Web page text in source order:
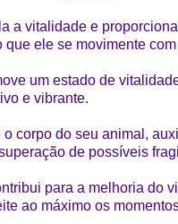
a vitalidade e
que ele se movimente
um estado de
e vibrante.
o corpo do seu animal,
de possíveis
para a melhoria do
ao máximo os